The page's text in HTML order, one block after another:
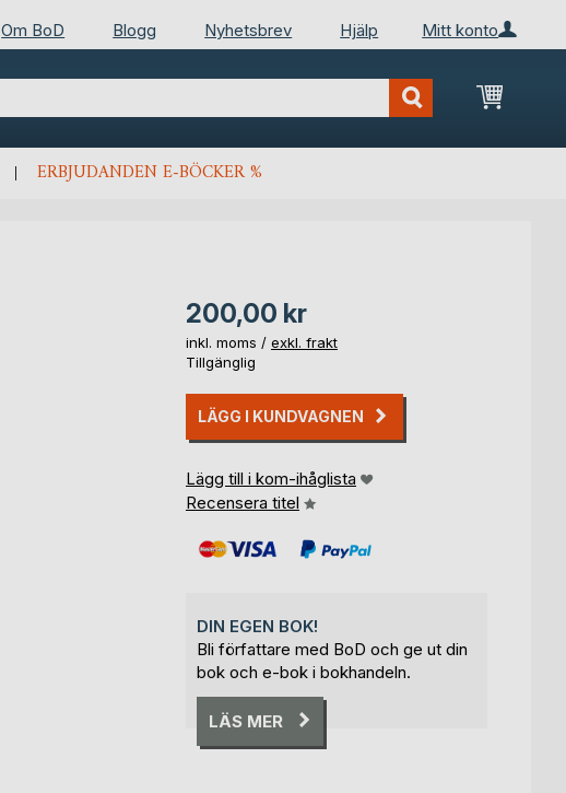
Mitt konto
Om BoD Blogg Nyhetsbrev Hjälp
Min
ERBJUDANDEN E-BÖCKER %
200,00 kr
inkl. moms / exkl. frakt
Tillgänglig
LÄGG I KUNDVAGNEN
Lägg till i kom-ihåglista
Recensera titel
DIN EGEN BOK!
Bli författare med BoD och ge ut din
bok och e-bok i bokhandeln.
LÄS MER